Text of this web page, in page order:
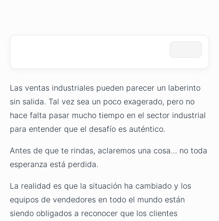
Las ventas industriales pueden parecer un laberinto
sin salida. Tal vez sea un poco exagerado, pero no
hace falta pasar mucho tiempo en el sector industrial
para entender que el desafío es auténtico.
Antes de que te rindas, aclaremos una cosa… no toda
esperanza está perdida.
La realidad es que la situación ha cambiado y los
equipos de vendedores en todo el mundo están
siendo obligados a reconocer que los clientes